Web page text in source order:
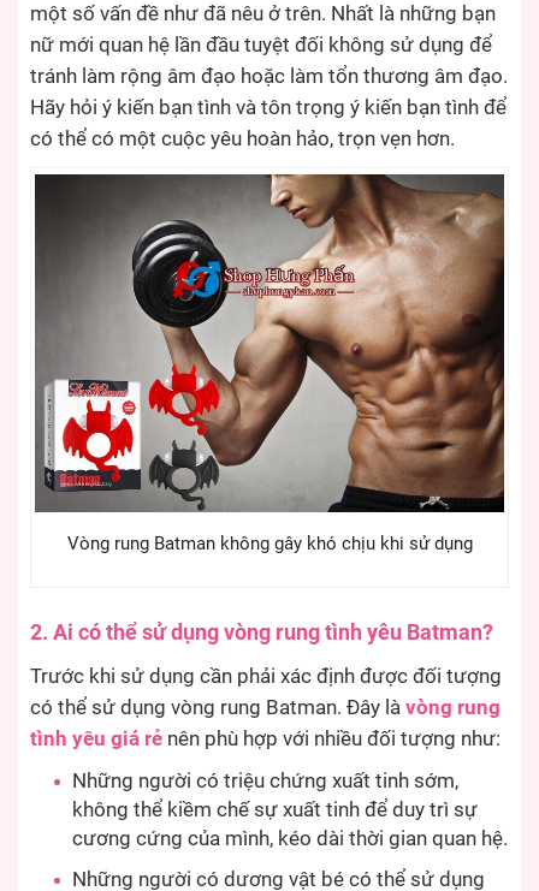
một số vấn đề như đã nêu ở trên. Nhất là những bạn
nữ mới quan hệ lần đầu tuyệt đối không sử dụng để
tránh làm rộng âm đạo hoặc làm tổn thương âm đạo.
Hãy hỏi ý kiến bạn tình và tôn trọng ý kiến bạn tình để
có thể có một cuộc yêu hoàn hảo, trọn vẹn hơn.
Vòng rung Batman không gây khó chịu khi sử dụng
2. Ai có thể sử dụng vòng rung tình yêu Batman?
Trước khi sử dụng cần phải xác định được đối tượng
có thể sử dụng vòng rung Batman. Đây là vòng rung
tình yêu giá rẻ nên phù hợp với nhiều đối tượng như:
Những người có triệu chứng xuất tinh sớm,
không thể kiềm chế sự xuất tinh để duy trì sự
cương cứng của mình, kéo dài thời gian quan hệ.
Những người có dương vật bé có thể sử dụng